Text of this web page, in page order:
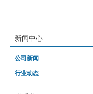
新闻中心
公司新闻
行业动态